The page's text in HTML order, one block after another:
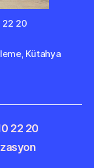
22 20
, Kütahya
22 20